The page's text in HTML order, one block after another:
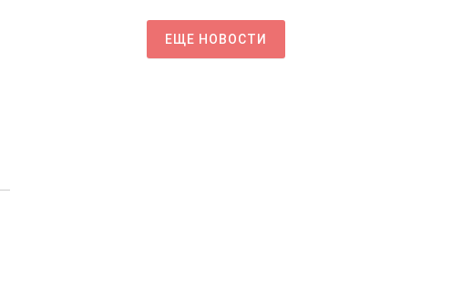
ЕЩЕ НОВОСТИ